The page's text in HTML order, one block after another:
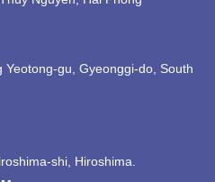
gu, Gyeonggi-do, South
shi, Hiroshima.